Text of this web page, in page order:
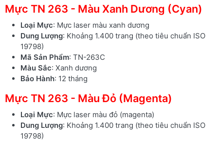
Mực TN 263 - Màu Xanh Dương (Cyan)
Loại Mực: Mực laser màu xanh dương
Dung Lượng: Khoảng 1.400 trang (theo tiêu chuẩn ISO
19798)
Mã Sản Phẩm: TN-263C
Màu Sắc: Xanh dương
Bảo Hành: 12 tháng
Mực TN 263 - Màu Đỏ (Magenta)
Loại Mực: Mực laser màu đỏ (magenta)
Dung Lượng: Khoảng 1.400 trang (theo tiêu chuẩn ISO
19798)